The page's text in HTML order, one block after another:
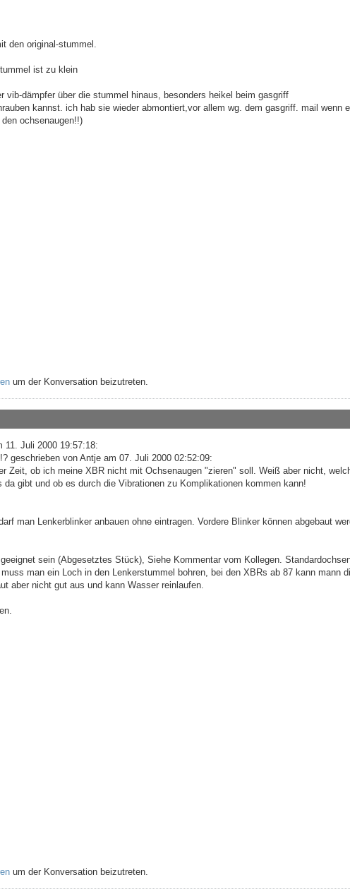
den original-stummel.
ist zu klein
vib-dämpfer über die stummel hinaus, besonders heikel beim gasgriff
kannst. ich hab sie wieder abmontiert,vor allem wg. dem gasgriff. mail wenn
ochsenaugen!!)
um der Konversation beizutreten.
11. Juli 2000 19:57:18:
geschrieben von Antje am 07. Juli 2000 02:52:09:
Zeit, ob ich meine XBR nicht mit Ochsenaugen "zieren" soll. Weiß aber nicht,
gibt und ob es durch die Vibrationen zu Komplikationen kommen kann!
man Lenkerblinker anbauen ohne eintragen. Vordere Blinker können abgebaut
sein (Abgesetztes Stück), Siehe Kommentar vom Kollegen.
man ein Loch in den Lenkerstummel bohren, bei den XBRs ab 87 kann mann
aber nicht gut aus und kann Wasser reinlaufen.
um der Konversation beizutreten.